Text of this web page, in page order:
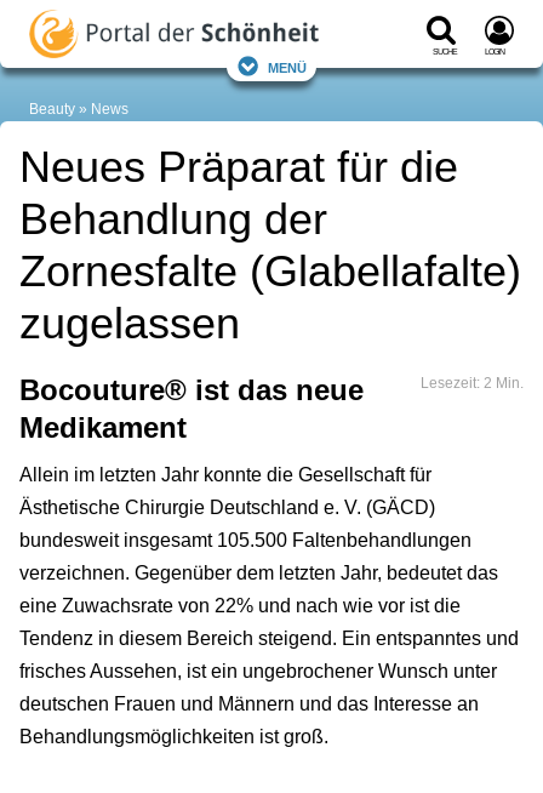
Suche Login
Menü
Beauty News
Neues Präparat für die
Behandlung der
Zornesfalte (Glabellafalte)
zugelassen
Lesezeit: 2 Min.
Bocouture® ist das neue
Medikament
Allein im letzten Jahr konnte die Gesellschaft für
Ästhetische Chirurgie Deutschland e. V. (GÄCD)
bundesweit insgesamt 105.500 Faltenbehandlungen
verzeichnen. Gegenüber dem letzten Jahr, bedeutet das
eine Zuwachsrate von 22% und nach wie vor ist die
Tendenz in diesem Bereich steigend. Ein entspanntes und
frisches Aussehen, ist ein ungebrochener Wunsch unter
deutschen Frauen und Männern und das Interesse an
Behandlungsmöglichkeiten ist groß.